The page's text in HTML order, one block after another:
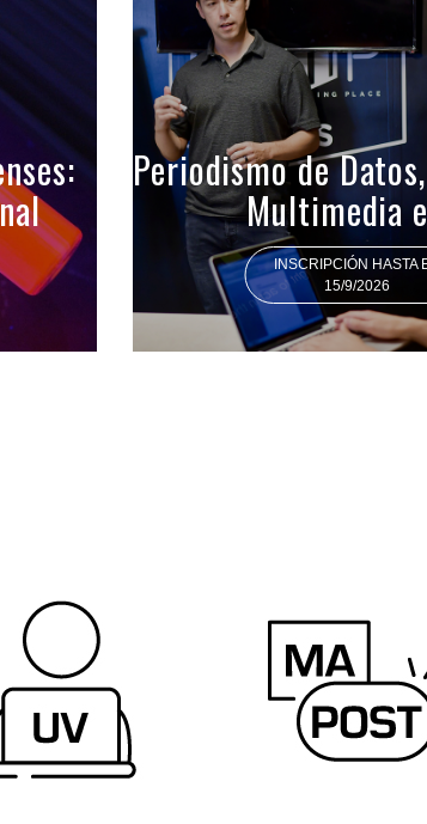
Periodismo de
Multimedia
INSCRIPCIÓN HASTA
15/9/2026